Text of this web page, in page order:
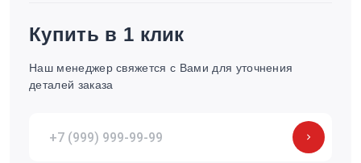
Купить в 1 клик
Наш менеджер свяжется с Вами для уточнения
деталей заказа